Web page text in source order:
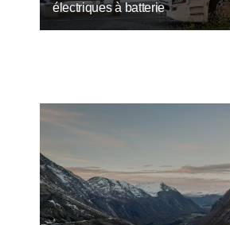
électriques à batterie